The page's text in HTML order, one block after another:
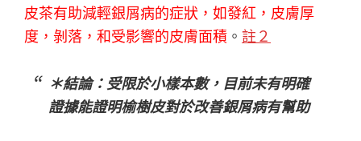
皮茶有助減輕銀屑病的症狀，如發紅，皮膚厚
度，剝落，和受影響的皮膚面積 。 註２
＊結論：受限於小樣本數，目前未有明確
證據能證明榆樹皮對於改善銀屑病有幫助